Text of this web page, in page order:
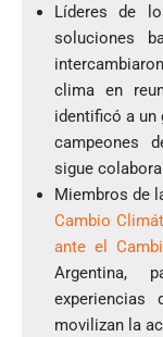
Líderes de
soluciones
clima en
identificó a un
campeones
sigue
Miembros de
Cambio
ante el
Argentina,
movilizan la